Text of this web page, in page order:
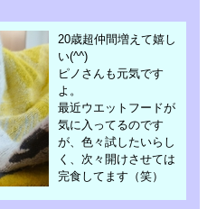
20歳超仲間増えて嬉し
い(^^)
ピノさんも元気です
よ。
最近ウエットフードが
気に入ってるのです
が、色々試したいらし
く、次々開けさせては
完食してます（笑）